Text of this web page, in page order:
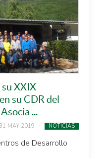
XXIX
su CDR del
...
31 MAY 2019 NOTICIAS
de Desarrollo